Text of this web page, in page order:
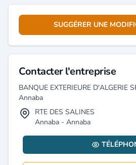
SUGGÉRER UNE
Contacter l'entreprise
BANQUE EXTERIEURE D'ALGERIE
Annaba
RTE DES SALINES
Annaba - Annaba